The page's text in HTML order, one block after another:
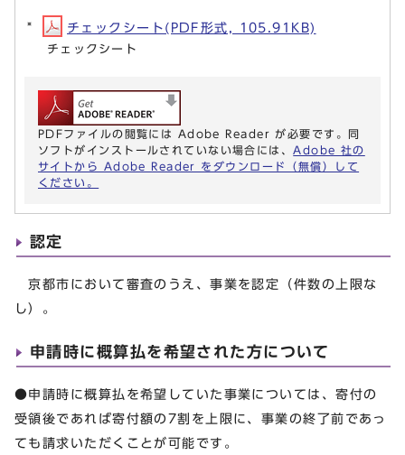
チェックシート(PDF形式, 105.91KB)
チェックシート
PDFファイルの閲覧には Adobe Reader が必要です。同
ソフトがインストールされていない場合には、Adobe 社の
サイトから Adobe Reader をダウンロード（無償）して
ください。
認定
京都市において審査のうえ、事業を認定（件数の上限な
し）。
申請時に概算払を希望された方について
●申請時に概算払を希望していた事業については、寄付の
受領後であれば寄付額の7割を上限に、事業の終了前であっ
ても請求いただくことが可能です。